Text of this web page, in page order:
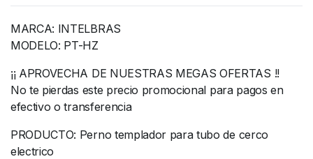
MARCA: INTELBRAS
MODELO: PT-HZ
¡¡ APROVECHA DE NUESTRAS MEGAS OFERTAS !!
No te pierdas este precio promocional para pagos en
efectivo o transferencia
PRODUCTO: Perno templador para tubo de cerco
electrico